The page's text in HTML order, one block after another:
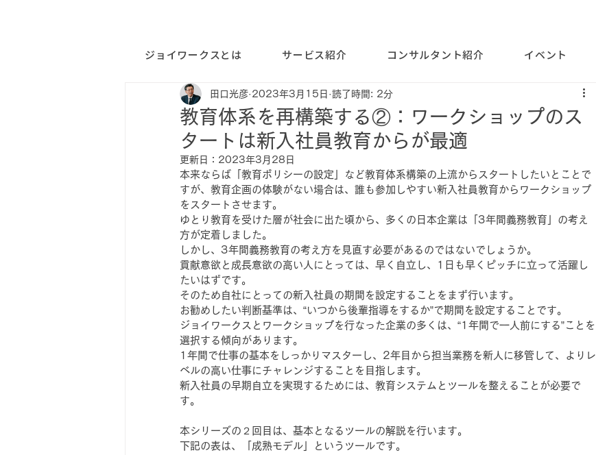
ジョイワークスとは サービス紹介 コンサルタント紹介 イベント
教育体系を再構築する②：ワークショップのス
タートは新入社員教育からが最適
田口光彦 2023年3月15日 読了時間: 2分
更新日： 2023年3月28日
本来ならば「教育ポリシーの設定」など教育体系構築の上流からスタートしたいとことで
すが、教育企画の体験がない場合は、誰も参加しやすい新入社員教育からワークショップ
をスタートさせます。
ゆとり教育を受けた層が社会に出た頃から、多くの日本企業は「3年間義務教育」の考え
方が定着しました。
しかし、3年間義務教育の考え方を見直す必要があるのではないでしょうか。
貢献意欲と成長意欲の高い人にとっては、早く自立し、1日も早くピッチに立って活躍し
たいはずです。
そのため自社にとっての新入社員の期間を設定することをまず行います。
お勧めしたい判断基準は、“いつから後輩指導をするか”で期間を設定することです。
ジョイワークスとワークショップを行なった企業の多くは、“1年間で一人前にする”ことを
選択する傾向があります。
1年間で仕事の基本をしっかりマスターし、2年目から担当業務を新人に移管して、よりレ
ベルの高い仕事にチャレンジすることを目指します。
新入社員の早期自立を実現するためには、教育システムとツールを整えることが必要で
す。
本シリーズの２回目は、基本となるツールの解説を行います。
下記の表は、「成熟モデル」というツールです。